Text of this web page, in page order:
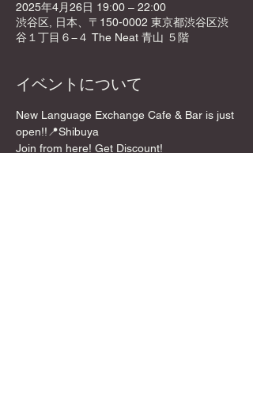
2025年4月26日 19:00 – 22:00
渋谷区, 日本、〒150-0002 東京都渋谷区渋
谷１丁目６−４ The Neat 青山 ５階
イベントについて
New Language Exchange Cafe & Bar is just
open!!📍Shibuya
Join from here! Get Discount!